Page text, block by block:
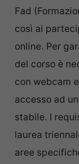
Fad
così ai
online. Per
del corso è
con webcam
accesso ad
stabile. I
laurea
aree